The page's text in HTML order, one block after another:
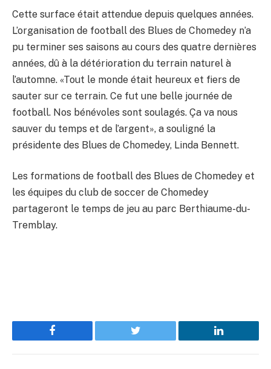
Cette surface était attendue depuis quelques années.
L’organisation de football des Blues de Chomedey n’a
pu terminer ses saisons au cours des quatre dernières
années, dû à la détérioration du terrain naturel à
l’automne. «Tout le monde était heureux et fiers de
sauter sur ce terrain. Ce fut une belle journée de
football. Nos bénévoles sont soulagés. Ça va nous
sauver du temps et de l’argent», a souligné la
présidente des Blues de Chomedey, Linda Bennett.
Les formations de football des Blues de Chomedey et
les équipes du club de soccer de Chomedey
partageront le temps de jeu au parc Berthiaume-du-
Tremblay.
Facebook Twitter LinkedIn